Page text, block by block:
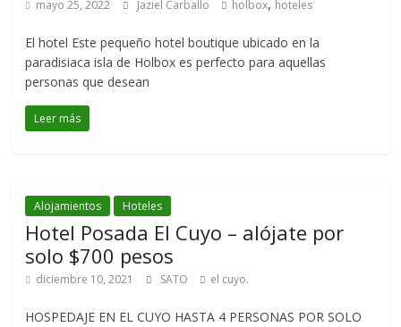
mayo 25, 2022 Jaziel Carballo holbox hoteles
El hotel Este pequeño hotel boutique ubicado en la
paradisiaca isla de Holbox es perfecto para aquellas
personas que desean
Leer más
Alojamientos Hoteles
Hotel Posada El Cuyo – alójate por
solo $700 pesos
diciembre 10, 2021 SATO el cuyo.
HOSPEDAJE EN EL CUYO HASTA 4 PERSONAS POR SOLO